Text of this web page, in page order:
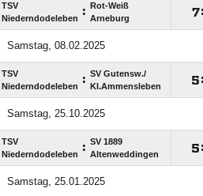
TSV
Niederndodeleben :
Rot-Weiß
Arneburg

Samstag, 08.02.2025
TSV
Niederndodeleben : SV Gutensw./​
Kl.Ammensleben

Samstag, 25.10.2025
TSV
Niederndodeleben : SV 1889
Altenweddingen

Samstag, 25.01.2025